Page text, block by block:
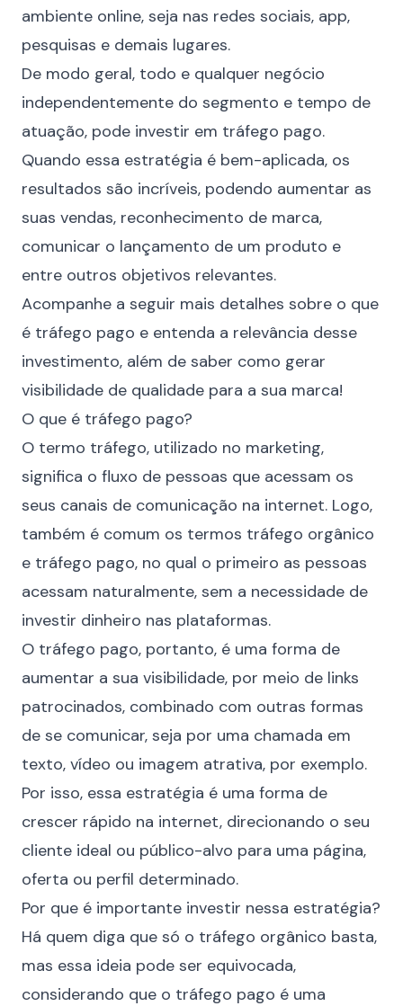
ambiente online, seja nas redes sociais, app,
pesquisas e demais lugares.
De modo geral, todo e qualquer negócio
independentemente do segmento e tempo de
atuação, pode investir em tráfego pago.
Quando essa estratégia é bem-aplicada, os
resultados são incríveis, podendo aumentar as
suas vendas, reconhecimento de marca,
comunicar o lançamento de um produto e
entre outros objetivos relevantes.
Acompanhe a seguir mais detalhes sobre o que
é tráfego pago e entenda a relevância desse
investimento, além de saber como gerar
visibilidade de qualidade para a sua marca!
O que é tráfego pago?
O termo tráfego, utilizado no marketing,
significa o fluxo de pessoas que acessam os
seus canais de comunicação na internet. Logo,
também é comum os termos tráfego orgânico
e tráfego pago, no qual o primeiro as pessoas
acessam naturalmente, sem a necessidade de
investir dinheiro nas plataformas.
O tráfego pago, portanto, é uma forma de
aumentar a sua visibilidade, por meio de links
patrocinados, combinado com outras formas
de se comunicar, seja por uma chamada em
texto, vídeo ou imagem atrativa, por exemplo.
Por isso, essa estratégia é uma forma de
crescer rápido na internet, direcionando o seu
cliente ideal ou público-alvo para uma página,
oferta ou perfil determinado.
Por que é importante investir nessa estratégia?
Há quem diga que só o tráfego orgânico basta,
mas essa ideia pode ser equivocada,
considerando que o tráfego pago é uma